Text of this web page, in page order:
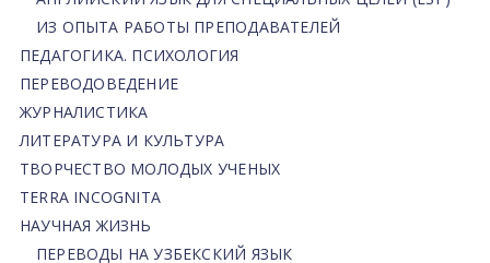
ИЗ ОПЫТА РАБОТЫ ПРЕПОДАВАТЕЛЕЙ
ПЕДАГОГИКА. ПСИХОЛОГИЯ
ПЕРЕВОДОВЕДЕНИЕ
ЖУРНАЛИСТИКА
ЛИТЕРАТУРА И КУЛЬТУРА
ТВОРЧЕСТВО МОЛОДЫХ УЧЕНЫХ
TERRA INCOGNITA
НАУЧНАЯ ЖИЗНЬ
ПЕРЕВОДЫ НА УЗБЕКСКИЙ ЯЗЫК